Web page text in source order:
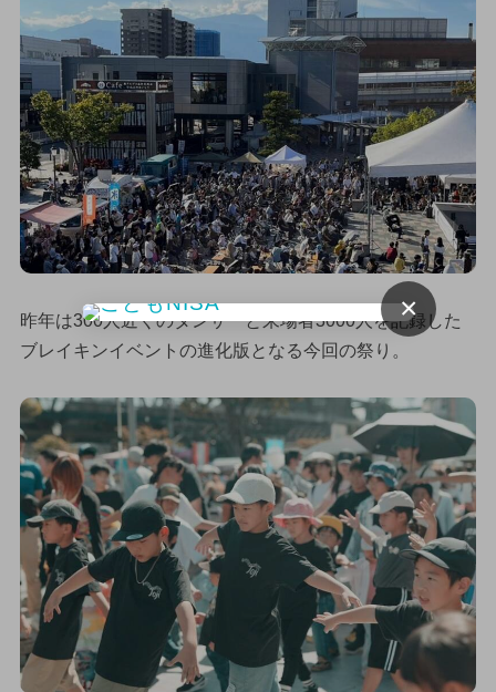
昨年は300人近くのダンサーと来場者3000人を記録した
ブレイキンイベントの進化版となる今回の祭り。
×